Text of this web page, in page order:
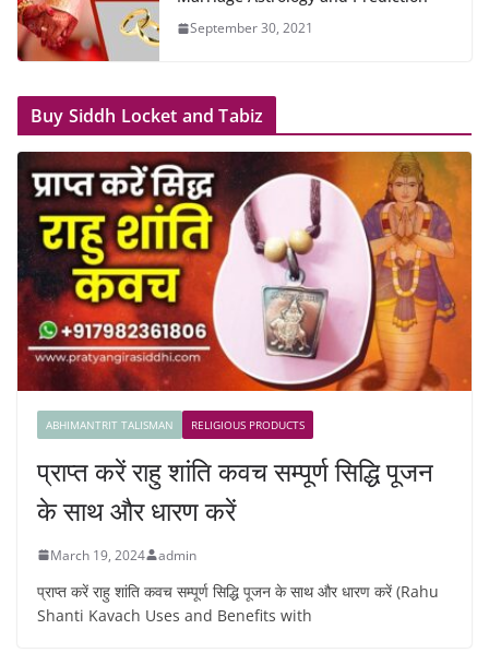
September 30, 2021
Buy Siddh Locket and Tabiz
ABHIMANTRIT TALISMAN RELIGIOUS PRODUCTS
प्राप्त करें राहु शांति कवच सम्पूर्ण सिद्धि पूजन
के साथ और धारण करें
March 19, 2024 admin
प्राप्त करें राहु शांति कवच सम्पूर्ण सिद्धि पूजन के साथ और धारण करें (Rahu
Shanti Kavach Uses and Benefits with